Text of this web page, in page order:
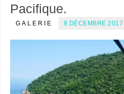
Pacifique.
GALERIE 8 DÉCEMBRE 2017